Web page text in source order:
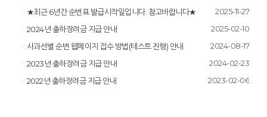
★최근 6년간 순번표 발급시작일입니다. 참고바랍니다★
2025-11-27
2024년 출하장려금 지급 안내
2025-02-10
사과선별 순번 웹페이지 접수 방법(테스트 진행) 안내
2024-08-17
2023년 출하장려금 지급 안내
2024-02-23
2022년 출하장려금 지급 안내
2023-02-06